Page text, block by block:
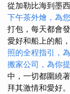
從加勒比海到墨
下午茶外燴，為
打包，每天都會
愛好和船上的船
照的全程指引，
搬家公司，為你
中，一切都圍繞
拜其激情和愛好。